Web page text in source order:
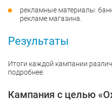
рекламные материалы:
рекламе магазина.
Результаты
Итоги каждой кампании
подробнее.
Кампания с целью